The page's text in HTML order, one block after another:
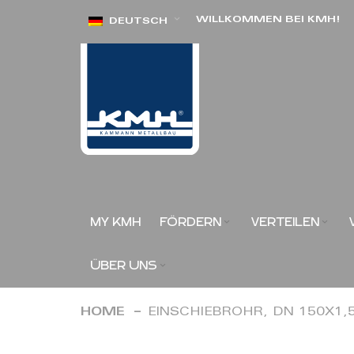
Direkt DEUTSCH WILLKOMMEN BEI KMH!
MY KMH FÖRDERN VERTEILEN
ÜBER UNS
HOME EINSCHIEBROHR, DN